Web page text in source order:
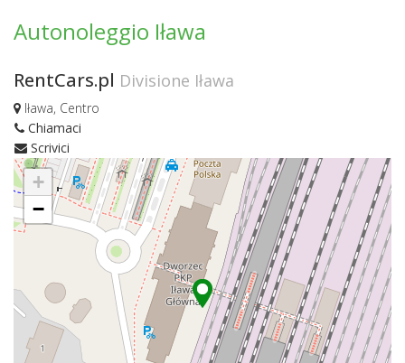
Autonoleggio Iława
RentCars.pl Divisione Iława
Iława, Centro
Chiamaci
Scrivici
+
−